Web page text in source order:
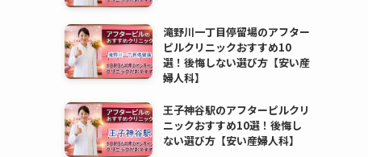
滝野川一丁目停留場のアフター
ピルクリニックおすすめ10
選！後悔しない選び方【安い産
婦人科】
王子神谷駅のアフターピルクリ
ニックおすすめ10選！後悔し
ない選び方【安い産婦人科】